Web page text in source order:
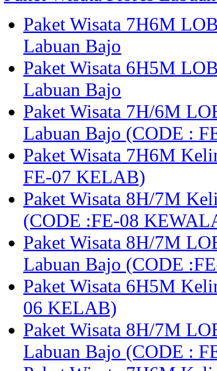
Paket Wisata 7H6M
Labuan Bajo
Paket Wisata 6H5M
Labuan Bajo
Paket Wisata 7H/6M
Labuan Bajo (CODE :
Paket Wisata 7H6M
FE-07 KELAB)
Paket Wisata 8H/7M
(CODE :FE-08
Paket Wisata 8H/7M
Labuan Bajo (CODE
Paket Wisata 6H5M
06 KELAB)
Paket Wisata 8H/7M
Labuan Bajo (CODE :